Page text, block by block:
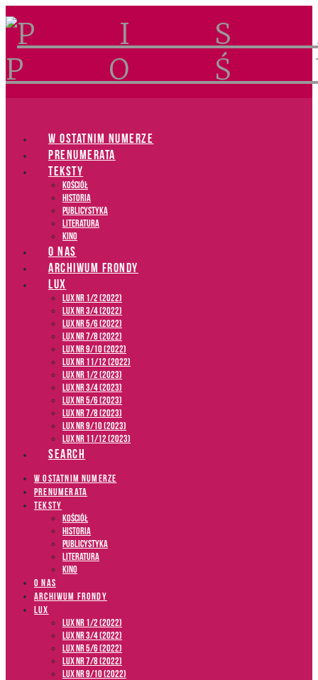
W OSTATNIM NUMERZE
PRENUMERATA
TEKSTY
Kościół
Historia
Publicystyka
Literatura
Kino
O NAS
ARCHIWUM FRONDY
LUX
LUX NR 1/2 (2022)
LUX NR 3/4 (2022)
LUX NR 5/6 (2022)
LUX NR 7/8 (2022)
LUX nr 9/10 (2022)
LUX NR 11/12 (2022)
LUX NR 1/2 (2023)
LUX NR 3/4 (2023)
LUX NR 5/6 (2023)
LUX NR 7/8 (2023)
LUX NR 9/10 (2023)
LUX NR 11/12 (2023)
SEARCH
W OSTATNIM NUMERZE
PRENUMERATA
TEKSTY
Kościół
Historia
Publicystyka
Literatura
Kino
O NAS
ARCHIWUM FRONDY
LUX
LUX NR 1/2 (2022)
LUX NR 3/4 (2022)
LUX NR 5/6 (2022)
LUX NR 7/8 (2022)
LUX nr 9/10 (2022)